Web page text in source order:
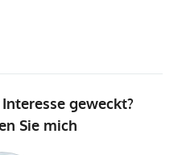
geweckt?
Sie mich